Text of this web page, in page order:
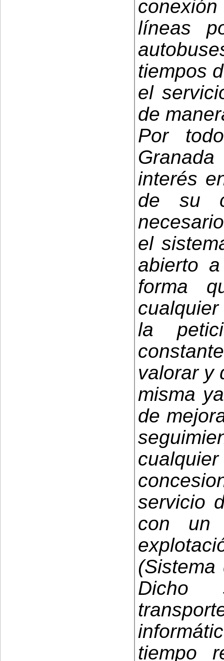
conexión
líneas
tiempos
el
de
Por
interés
de su
el
abierto
forma
la
valorar y
misma
de
servicio
con un
Dicho
tiempo